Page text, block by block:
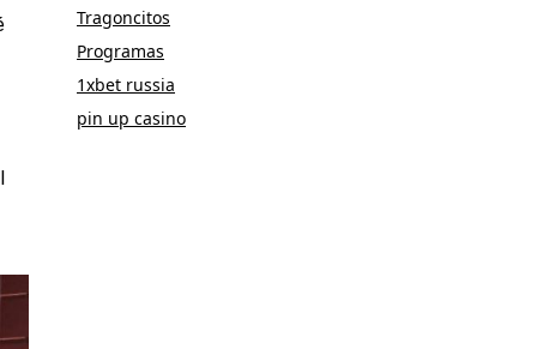
Tragoncitos
Programas
1xbet russia
pin up casino